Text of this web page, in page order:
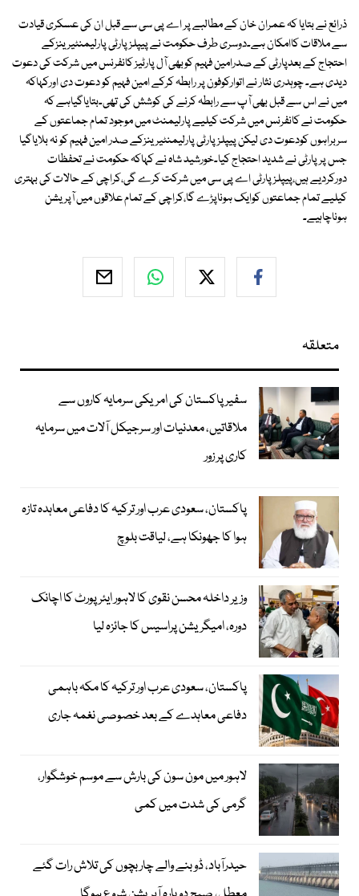
ذرائع نے بتایا کہ عمران خان کے مطالبے پر اے پی سی سے قبل ان کی عسکری قیادت
سے ملاقات کاامکان ہے۔دوسری طرف حکومت نے پیپلزپارٹی پارلیمنٹیرینزکے
احتجاج کے بعدپارٹی کے صدرامین فہیم کوبھی آل پارٹیز کانفرنس میں شرکت کی دعوت
دیدی ہے۔ چوہدری نثار نے اتوارکوفون پر رابطہ کرکے امین فہیم کو دعوت دی اورکہاکہ
میں نے اس سے قبل بھی آپ سے رابطہ کرنے کی کوشش کی تھی۔بتایاگیاہے کہ
حکومت نے کانفرنس میں شرکت کیلیے پارلیمنٹ میں موجود تمام جماعتوں کے
سربراہوں کودعوت دی لیکن پیپلزپارٹی پارلیمنٹیرینزکے صدر امین فہیم کو نہ بلایاگیا
جس پر پارٹی نے شدید احتجاج کیا۔خورشید شاہ نے کہاکہ حکومت نے تحفظات
دورکردیے ہیں،پیپلزپارٹی اے پی سی میں شرکت کرے گی،کراچی کے حالات کی بہتری
کیلیے تمام جماعتوں کوایک ہوناپڑے گا،کراچی کے تمام علاقوں میں آپریشن
ہوناچاہیے۔
متعلقہ
سفیر پاکستان کی امریکی سرمایہ کاروں سے
ملاقاتیں، معدنیات اور سرجیکل آلات میں سرمایہ
کاری پر زور
پاکستان، سعودی عرب اور ترکیہ کا دفاعی معاہدہ تازہ
ہوا کا جھونکا ہے، لیاقت بلوچ
وزیر داخلہ محسن نقوی کا لاہور ایئر پورٹ کا اچانک
دورہ، امیگریشن پراسیس کا جائزہ لیا
پاکستان، سعودی عرب اور ترکیہ کا مکہ باہمی
دفاعی معاہدے کے بعد خصوصی نغمہ جاری
لاہور میں مون سون کی بارش سے موسم خوشگوار،
گرمی کی شدت میں کمی
حیدرآباد، ڈوبنے والے چار بچوں کی تلاش رات گئے